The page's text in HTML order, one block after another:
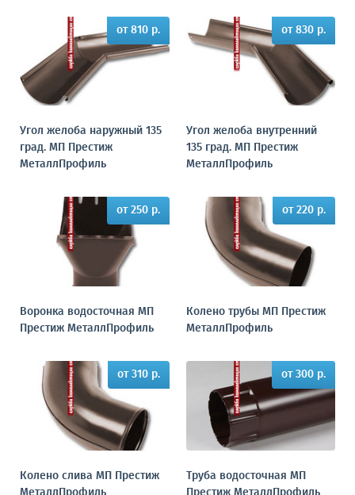
от 810 р.
Угол желоба наружный 135
град. МП Престиж
МеталлПрофиль
от 830 р.
Угол желоба внутренний
135 град. МП Престиж
МеталлПрофиль
от 250 р.
Воронка водосточная МП
Престиж МеталлПрофиль
от 220 р.
Колено трубы МП Престиж
МеталлПрофиль
от 310 р.
Колено слива МП Престиж
от 300 р.
Труба водосточная МП